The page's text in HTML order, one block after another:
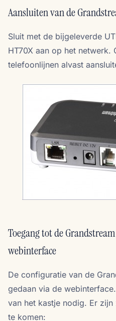
Aansluiten van de
Sluit met de bijgeleverde
HT70X aan op het netwerk.
telefoonlijnen alvast
Toegang tot de
webinterface
De configuratie van de
gedaan via de
van het kastje nodig. Er
te komen: